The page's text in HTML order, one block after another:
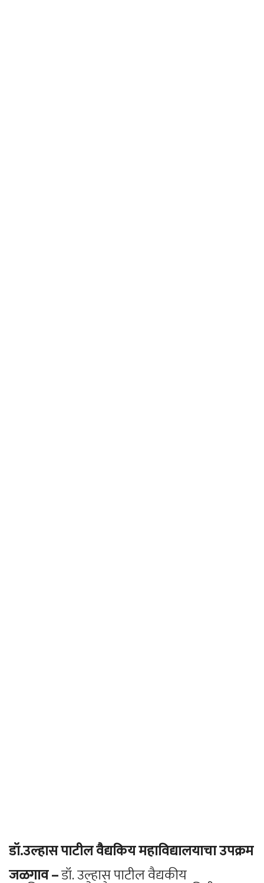
डॉ.उल्हास पाटील वैद्यकिय महाविद्यालयाचा उपक्रम
जळगाव –डॉ. उल्हास पाटील वैद्यकीय